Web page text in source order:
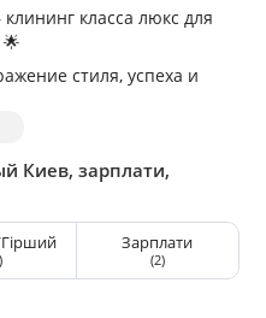
класса люкс для
стиля, успеха и
чистоты, где каждая
резиденций и
материалами:
Киев, зарплати,
Зарплати
(2)